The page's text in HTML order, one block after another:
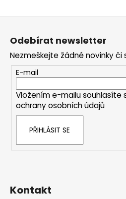
Z
Odebírat newsletter
Nezmeškejte žádné novinky či
E-mail
Vložením e-mailu souhlasíte
ochrany osobních údajů
PŘIHLÁSIT SE
Kontakt